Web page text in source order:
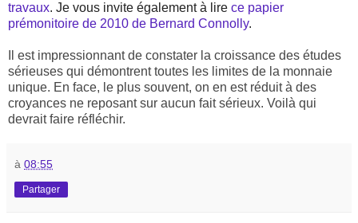
travaux. Je vous invite également à lire ce papier
prémonitoire de 2010 de Bernard Connolly.
Il est impressionnant de constater la croissance des études
sérieuses qui démontrent toutes les limites de la monnaie
unique. En face, le plus souvent, on en est réduit à des
croyances ne reposant sur aucun fait sérieux. Voilà qui
devrait faire réfléchir.
à 08:55
Partager